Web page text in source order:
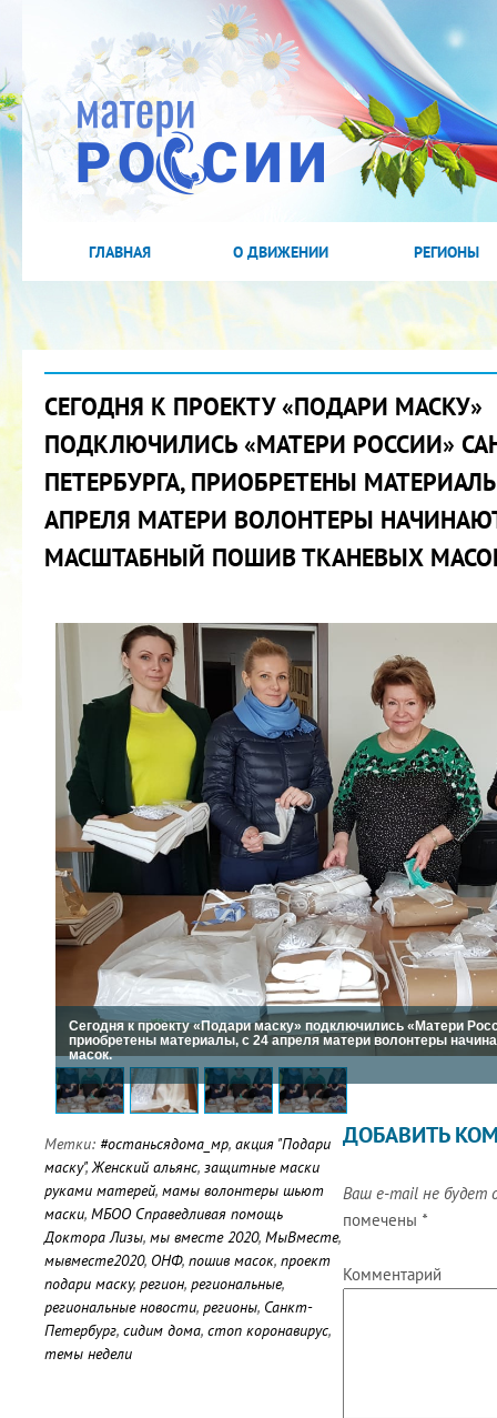
ГЛАВНАЯ О ДВИЖЕНИИ РЕГИОНЫ
СЕГОДНЯ К ПРОЕКТУ «ПОДАРИ МАСКУ»
ПОДКЛЮЧИЛИСЬ «МАТЕРИ РОССИИ»
ПЕТЕРБУРГА, ПРИОБРЕТЕНЫ
АПРЕЛЯ МАТЕРИ ВОЛОНТЕРЫ
МАСШТАБНЫЙ ПОШИВ ТКАНЕВЫХ
Сегодня к проекту «Подари маску» подключились «Матери
приобретены материалы, с 24 апреля матери волонтеры
масок.
Метки: #останьсядома_мр, акция "Подари
маску",Женский альянс, защитные маски
руками матерей, мамы волонтеры шьют
маски, МБОО Справедливая помощь
Доктора Лизы, мы вместе 2020, МыВместе,
мывместе2020, ОНФ, пошив масок, проект
подари маску, регион, региональные,
региональные новости, регионы, Санкт-
Петербург, сидим дома, стоп коронавирус,
темы недели
ДОБАВИТЬ
Ваш e-mail не будет
помечены *
Комментарий
2022 ГОД ПРОВОЗГЛАШЕН ГОДОМ
МАТЕРИ В ЯКУТИИ
19.12.2021